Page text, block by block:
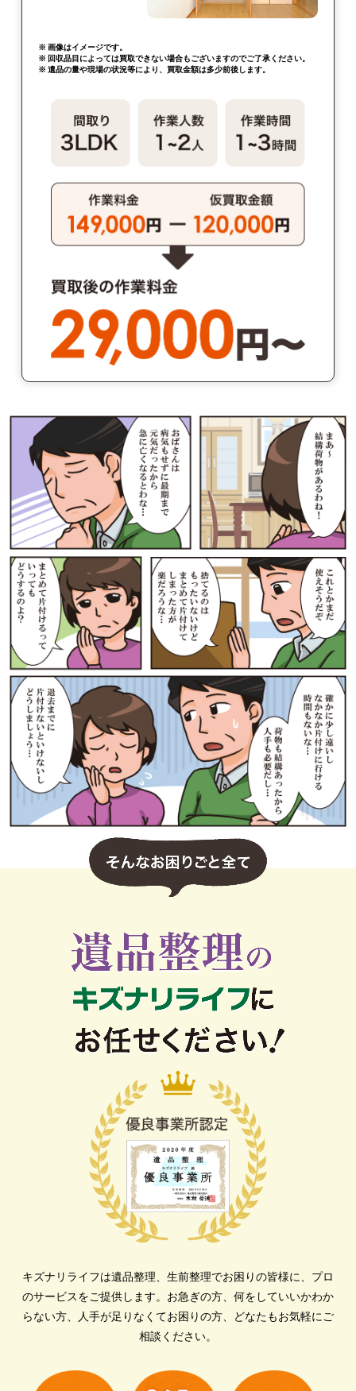
※ 画像はイメージです。
※ 回収品目によっては買取できない場合もございますのでご了承ください。
※ 遺品の量や現場の状況等により、買取金額は多少前後します。
キズナリライフは遺品整理、生前整理でお困りの皆様に、プロ
のサービスをご提供します。 お急ぎの方、何をしていいかわか
らない方、人手が足りなくてお困りの方、どなたもお気軽にご
相談ください。